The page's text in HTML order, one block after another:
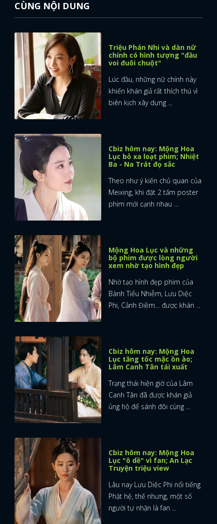
FACEBOOK GOOGLE
CÙNG NỘI DUNG
Triệu Phán Nhi và dàn nữ
chính có hình tượng "đầu
voi đuôi chuột"
Lúc đầu, những nữ chính này
khiến khán giả rất thích thú vì
biên kịch xây dựng ...
Cbiz hôm nay: Mộng Hoa
Lục bỏ xa loạt phim; Nhiệt
Ba - Na Trát đọ sắc
Theo như ý kiến chủ quan của
Meixing, khi đặt 2 tấm poster
phim mới cạnh nhau ...
Mộng Hoa Lục và những
bộ phim được lòng người
xem nhờ tạo hình đẹp
Nhờ tạo hình đẹp phim của
Bành Tiểu Nhiễm, Lưu Diệc
Phi, Cảnh Điềm… được khán ...
Cbiz hôm nay: Mộng Hoa
Lục tăng tốc mặc ồn ào;
Lâm Canh Tân tái xuất
Trạng thái hiện giờ của Lâm
Canh Tân đã được khán giả
ủng hộ để sánh đôi cùng ...
Cbiz hôm nay: Mộng Hoa
Lục "ô dề" vì fan; An Lạc
Truyện triệu view
Lâu nay Lưu Diệc Phi nổi tiếng
Phật hệ, thế nhưng, một số
người tự nhận là fan ...